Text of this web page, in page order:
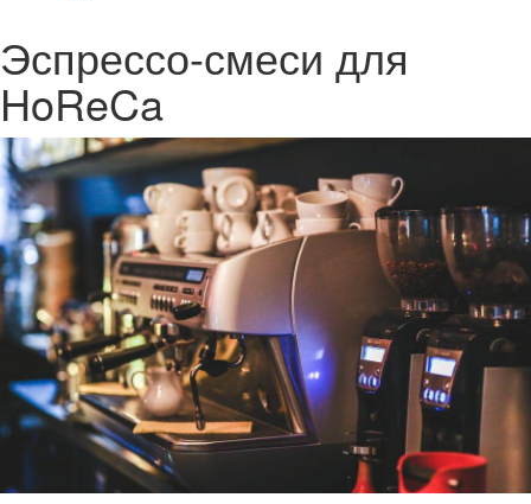
Эспрессо-смеси для
HoReCa